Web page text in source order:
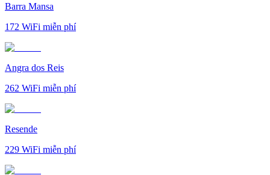
Barra Mansa
172 WiFi miễn phí
Angra dos Reis
262 WiFi miễn phí
Resende
229 WiFi miễn phí